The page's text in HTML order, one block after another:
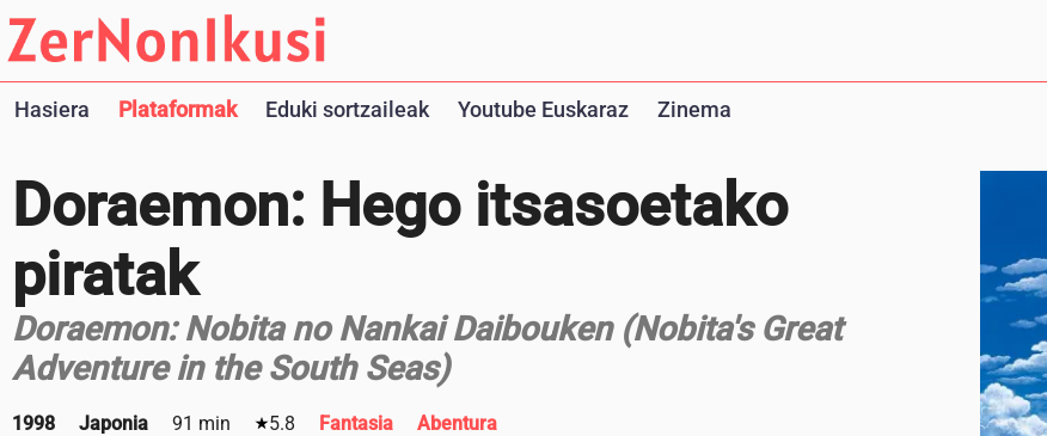
Hasiera Plataformak Eduki sortzaileak Youtube Euskaraz Zinema
Doraemon: Hego itsasoetako
piratak
Doraemon: Nobita no Nankai Daibouken (Nobita's Great
Adventure in the South Seas)
1998 Japonia 91 min 5.8 Fantasia Abentura